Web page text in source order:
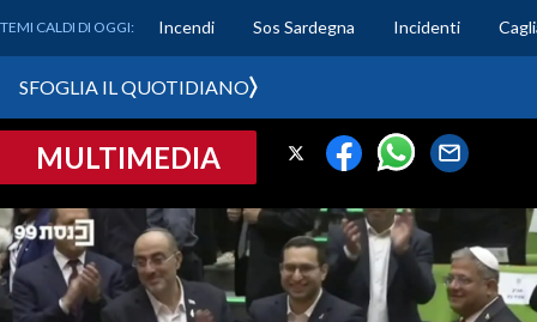
CRONACA SARDEGNA
PROVINCIA DI CAGLIARI
SULCIS IGLESIENTE
MEDIO CAMPIDANO
TEMI CALDI DI OGGI: Incendi Sos Sardegna Incidenti
SFOGLIA IL QUOTIDIANO
MULTIMEDIA